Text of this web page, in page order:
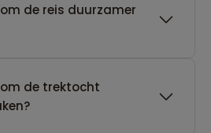
de reis duurzamer
de trektocht